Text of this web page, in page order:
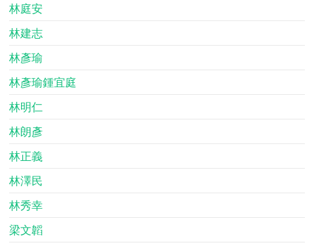
林庭安
林建志
林彥瑜
林彥瑜鍾宜庭
林明仁
林朗彥
林正義
林澤民
林秀幸
梁文韜